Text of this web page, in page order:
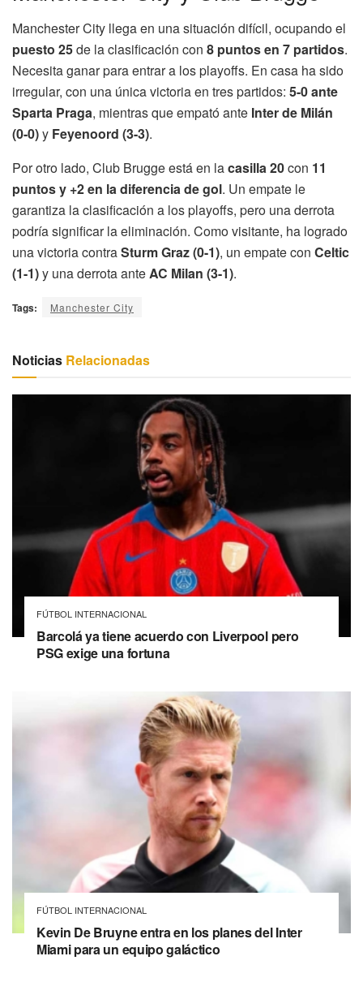
Manchester City llega en una situación difícil, ocupando el
puesto 25de la clasificación con 8 puntos en 7 partidos.
Necesita ganar para entrar a los playoffs. En casa ha sido
irregular, con una única victoria en tres partidos: 5-0 ante
Sparta Praga, mientras que empató ante Inter de Milán
(0-0)y Feyenoord (3-3).
Por otro lado, Club Brugge está en lacasilla 20con 11
puntos y +2 en la diferencia de gol. Un empate le
garantiza la clasificación a los playoffs, pero una derrota
podría significar la eliminación. Como visitante, ha logrado
una victoria contraSturm Graz (0-1), un empate con Celtic
(1-1)y una derrota anteAC Milan (3-1).
Tags: Manchester City
Noticias Relacionadas
FÚTBOL INTERNACIONAL
Barcolá ya tiene acuerdo con Liverpool pero
PSG exige una fortuna
FÚTBOL INTERNACIONAL
Kevin De Bruyne entra en los planes del Inter
Miami para un equipo galáctico